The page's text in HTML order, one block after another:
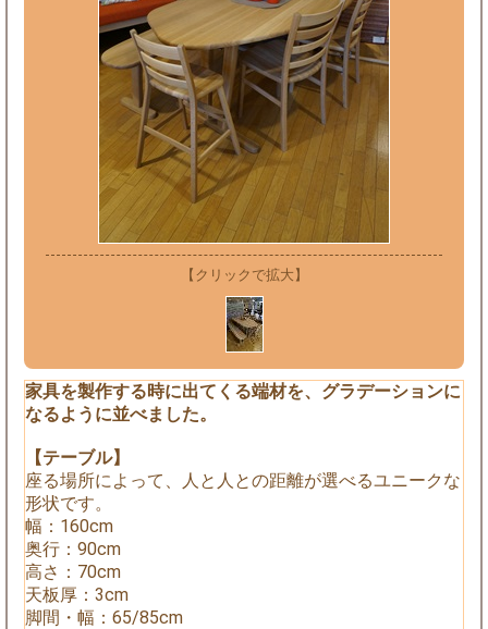
【クリックで拡大】
家具を製作する時に出てくる端材を、グラデーションに
なるように並べました。
【テーブル】
座る場所によって、人と人との距離が選べるユニークな
形状です。
幅：160cm
奥行：90cm
高さ：70cm
天板厚：3cm
脚間・幅：65/85cm